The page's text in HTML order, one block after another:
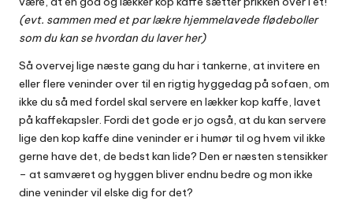
(evt. sammen medet par lækre hjemmelavede flødeboller
som du kan se hvordan du laver her)
Så overvej lige næste gang du har i tankerne, at invitere en
eller flere veninder over til en rigtig hyggedag på sofaen, om
ikke du så med fordel skal servere en lækker kop kaffe, lavet
på kaffekapsler. Fordi det gode er jo også, at du kan servere
lige den kop kaffe dine veninder er i humør til og hvem vil ikke
gerne have det, de bedst kan lide? Den er næsten stensikker
– at samværet og hyggen bliver endnu bedre og mon ikke
dine veninder vil elske dig for det?